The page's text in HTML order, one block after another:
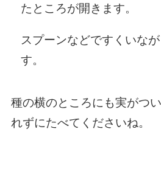
たところが開きます。
スプーンなどですくいな
す。
種の横のところにも実がつ
れずにたべてくださいね。